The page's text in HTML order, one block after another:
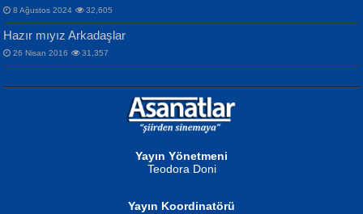
NURAN KÖSE BAYDAR
Ben Deniz Değilim ki...
8 Ağustos 2024 32,605
Hazır mıyız Arkadaşlar
26 Nisan 2016 31,357
Yayın Yönetmeni
Teodora Doni
Yayın Koordinatörü